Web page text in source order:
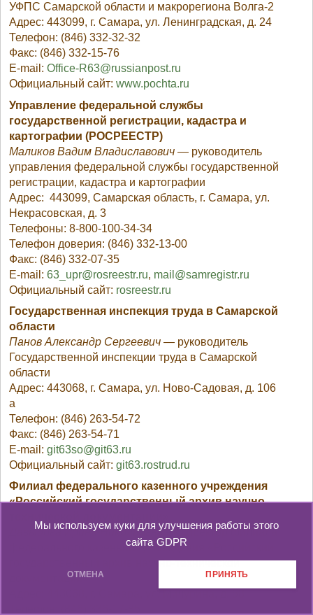
Мы используем куки для улучшения работы этого
сайта GDPR
ОТМЕНА ПРИНЯТЬ
УФПС Самарской области и макрорегиона Волга-2
Адрес: 443099, г. Самара, ул. Ленинградская, д. 24
Телефон: (846) 332-32-32
Факс: (846) 332-15-76
E-mail:Office-R63@russianpost.ru
Официальный сайт:www.pochta.ru
Управление федеральной службы
государственной регистрации, кадастра и
картографии (РОСРЕЕСТР)
Маликов Вадим Владиславович — руководитель
управления федеральной службы государственной
регистрации, кадастра и картографии
Адрес: 443099, Самарская область, г. Самара, ул.
Некрасовская, д. 3
Телефоны: 8-800-100-34-34
Телефон доверия: (846) 332-13-00
Факс: (846) 332-07-35
E-mail:63_upr@rosreestr.ru, mail@samregistr.ru
Официальный сайт: rosreestr.ru
Государственная инспекция труда в Самарской
области
Панов Александр Сергеевич — руководитель
Государственной инспекции труда в Самарской
области
Адрес: 443068, г. Самара, ул. Ново-Садовая, д. 106
а
Телефон: (846) 263-54-72
Факс: (846) 263-54-71
E-mail:git63so@git63.ru
Официальный сайт:git63.rostrud.ru
Филиал федерального казенного учреждения
«Российский государственный архив научно-
Давыдова Ирина Николаевна— директор филиала
федерального казенного учреждения «Российский
государственный архив научно-технической
документации»